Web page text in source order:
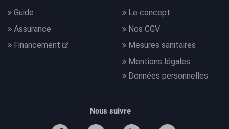
Guide
Assurance
Financement
Le concept
Nos CGV
Mesures sanitaires
Mentions légales
Données personnelles
Nous suivre